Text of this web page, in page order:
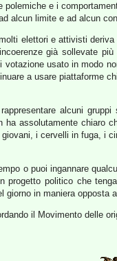
e i
alcun limite e ad alcun
elettori e attivisti
già sollevate
usato in modo
a usare piattaforme
alcuni
assolutamente chiaro
i cervelli in fuga,
o puoi ingannare
politico che
in maniera
il Movimento delle